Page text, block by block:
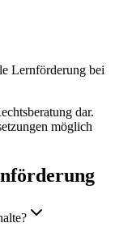
Lernförderung bei
dar.
möglich